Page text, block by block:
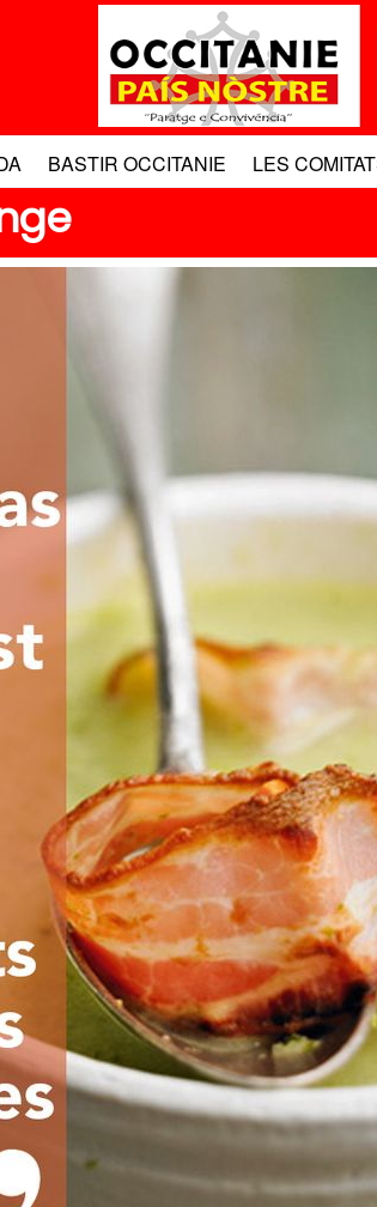
BASTIR OCCITANIE LES